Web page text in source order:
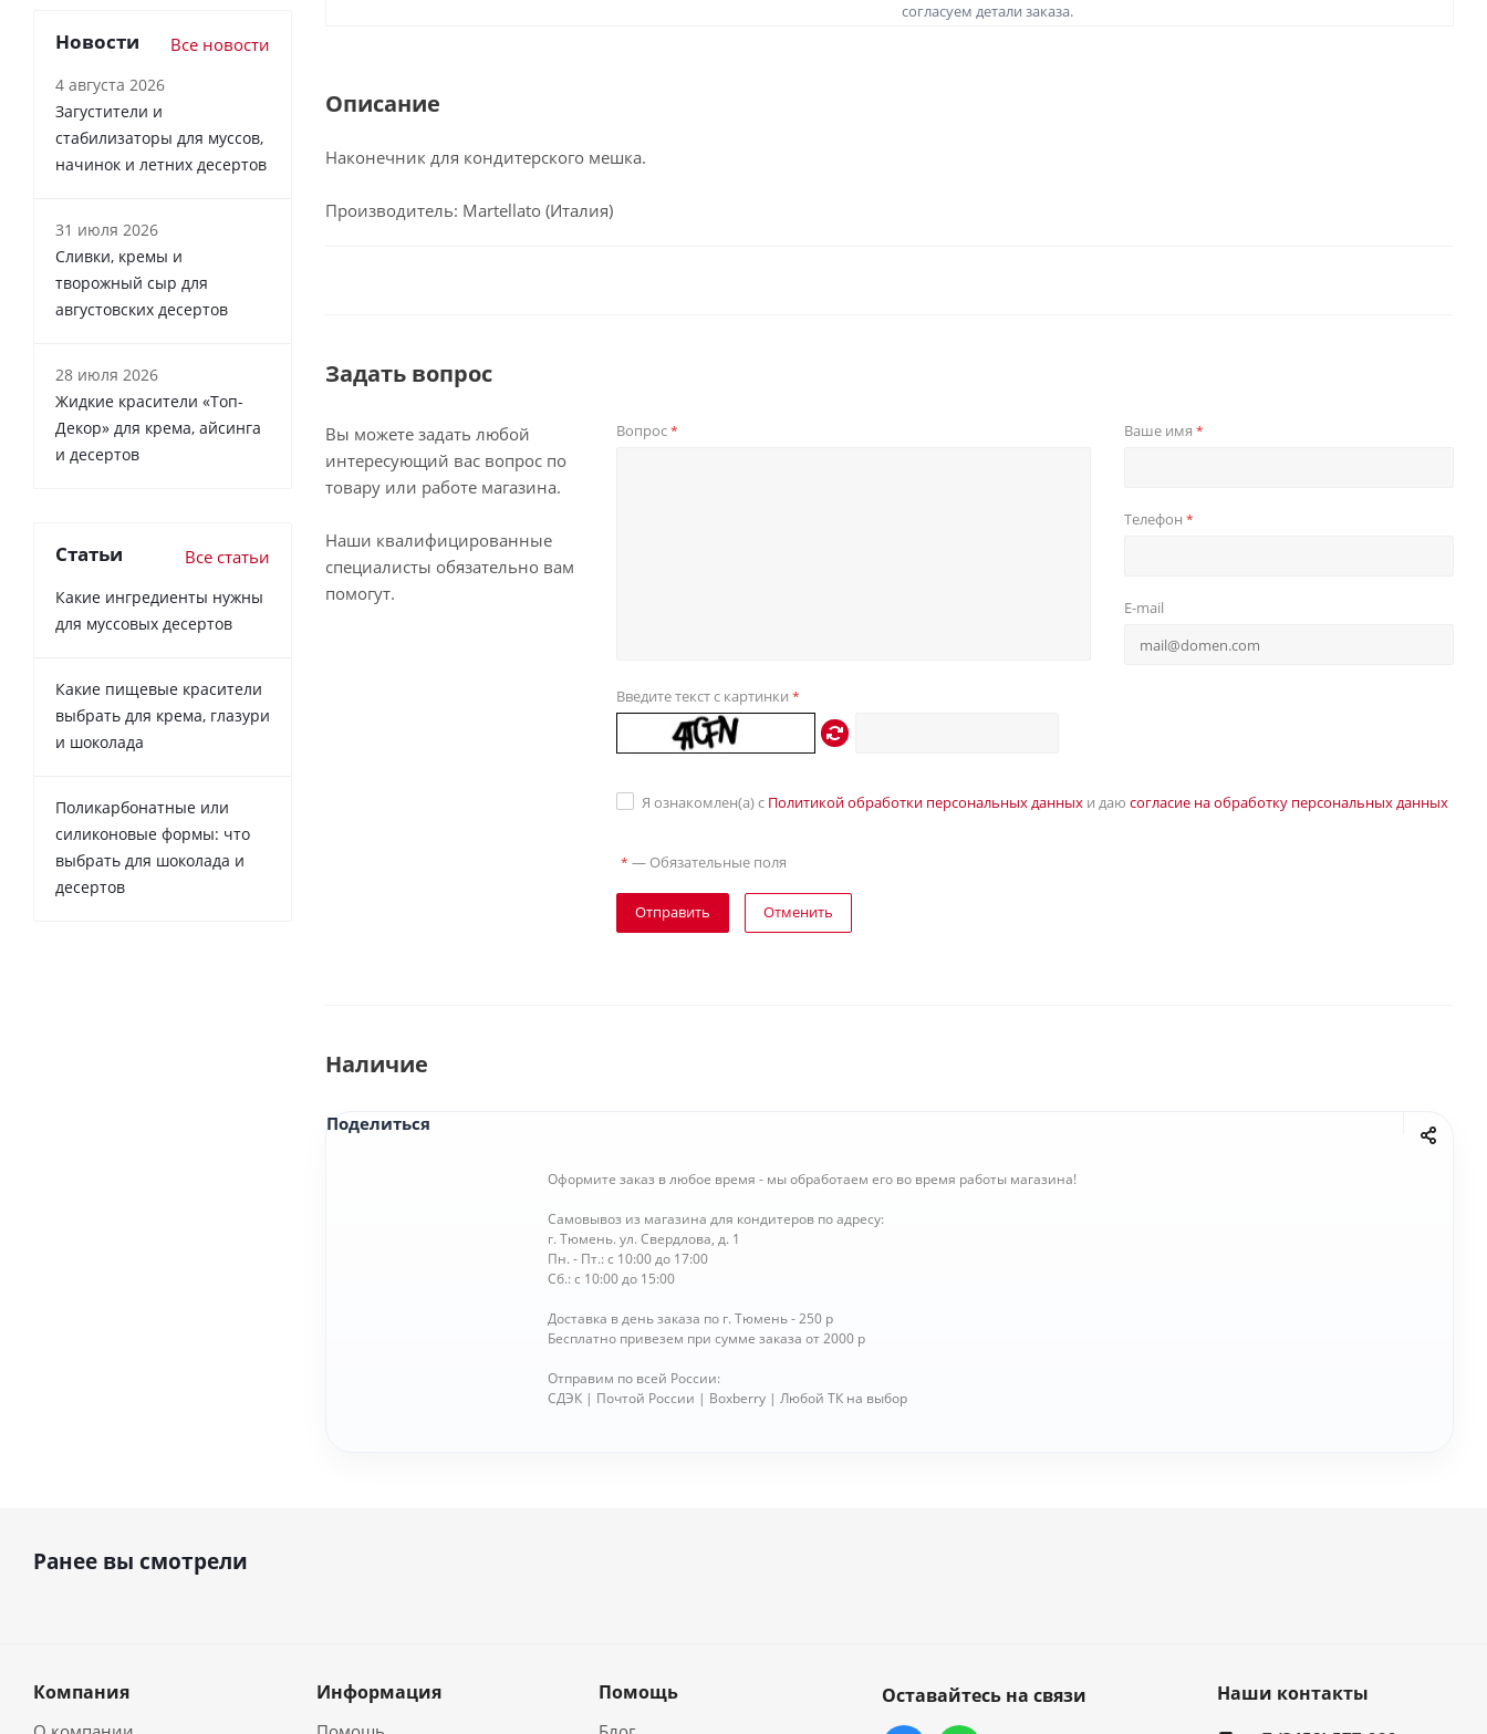
согласуем детали заказа.
Описание
Наконечник для кондитерского мешка.
Производитель: Martellato (Италия)
Задать вопрос
Вы можете задать любой
интересующий вас вопрос по
товару или работе магазина.
Наши квалифицированные
специалисты обязательно вам
помогут.
Вопрос* Ваше имя *
Телефон *
E-mail
Введите текст с картинки *
Я ознакомлен(а) с Политикой обработки персональных данныхи даю согласие на обработку персональных данных
* — Обязательные поля
Отправить Отменить
Наличие
Поделиться
Оформите заказ в любое время - мы обработаем его во время работы магазина!
Самовывоз из магазина для кондитеров по адресу:
г. Тюмень. ул. Свердлова, д. 1
Пн. - Пт.: с 10:00 до 17:00
Сб.: с 10:00 до 15:00
Доставка в день заказа по г. Тюмень - 250 р
Бесплатно привезем при сумме заказа от 2000 р
Отправим по всей России:
СДЭК | Почтой России | Boxberry | Любой ТК на выбор
Новости Все новости
4 августа 2026
Загустители и
стабилизаторы для муссов,
начинок и летних десертов
31 июля 2026
Сливки, кремы и
творожный сыр для
августовских десертов
28 июля 2026
Жидкие красители «Топ-
Декор» для крема, айсинга
и десертов
Статьи Все статьи
Какие ингредиенты нужны
для муссовых десертов
Какие пищевые красители
выбрать для крема, глазури
и шоколада
Поликарбонатные или
силиконовые формы: что
выбрать для шоколада и
десертов
Ранее вы смотрели
Компания Информация Помощь Оставайтесь на связи Наши контакты